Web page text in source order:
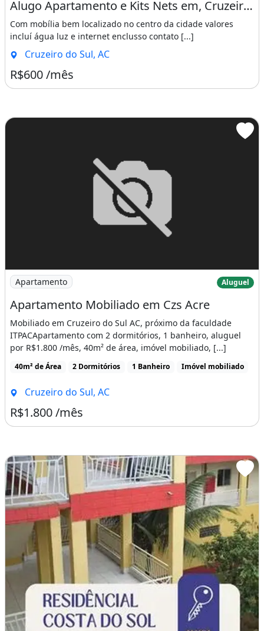
Alugo Apartamento e Kits Nets em, Cruzeiro do Sul
Com mobília bem localizado no centro da cidade valores
incluí água luz e internet enclusso contato [...]
Cruzeiro do Sul, AC
R$600 /mês
Imagem: Apartamento Mobiliado em Czs Acre
Apartamento Aluguel
Apartamento Mobiliado em Czs Acre
Mobiliado em Cruzeiro do Sul AC, próximo da faculdade
ITPACApartamento com 2 dormitórios, 1 banheiro, aluguel
por R$1.800 /mês, 40m² de área, imóvel mobiliado, [...]
40m² de Área 2 Dormitórios 1 Banheiro Imóvel mobiliado
Cruzeiro do Sul, AC
R$1.800 /mês